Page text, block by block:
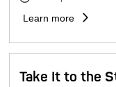
Learn more
Take It to the